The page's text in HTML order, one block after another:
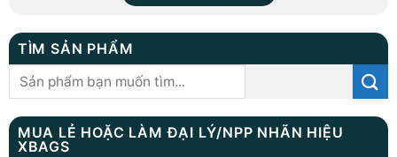
TÌM SẢN PHẨM
Tìm
kiếm:
MUA LẺ HOẶC LÀM ĐẠI LÝ/NPP NHÃN HIỆU
XBAGS